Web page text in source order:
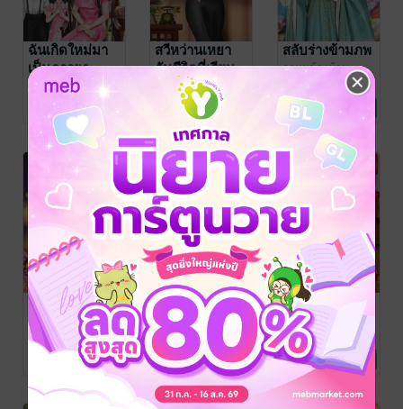
ฉันเกิดใหม่มา
เป็นภรรยา
ชาวไร่
ลูกหมูข้างบ้าน
นิยายรักจีนโบราณ
2 Rating
สวีหว่านเหยา
กับชีวิตที่เรียบ
ลูกหมูข้างบ้าน
นิยายรักจีนโบราณ
5 Rating
สลับร่างข้ามภพ
ลูกหมูข้างบ้าน
นิยายรักจีนโบราณ
2 Rating
เสียนชิงเยว่
ย้อนอดีตเพื่อ
ชีวิตใหม่
ลูกหมูข้างบ้าน
นิยายรักจีนโบราณ
ต้วนชิงอี ย้อน
อดีตพลิกชะตา
ลูกหมูข้างบ้าน
นิยายรักจีนโบราณ
5 Rating
ทะลุมิติมาเป็น
เถ้าแก่เนี้ยเหลา
สุรา
ลูกหมูข้างบ้าน
นิยายรักจีนโบราณ
1 Rating